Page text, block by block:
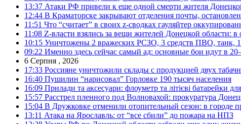
13:37 Атаки РФ привели к еще одной смерти жителя
12:44 В Краматорске закрывают отделения почты,
11:51 Что “считает” в своих z-сводках гауляйтер
11:08 Z-власти взялись за вещи жителей Донецкой области:
10:15 Уничтожены 2 вражеских РСЗО, 3 средств ПВО, танк,
09:22 Именно здесь сейчас самый ад: основные бои идут в
6 Серпня , 2026
17:33 Россияне уничтожили склады с продукцией двух
16:40 Пушилин “нарисовал” Горловке 190 тысяч населения
16:09 Прилади та аксесуари: флоуметр та літієві батарейки
15:57 Расстрел пленного под Волновахой: прокуратура
15:04 В Дружковке отменили отопительный сезон: в городе
13:11 Атака на Ярославль: от “все сбили” до пожара на НПЗ